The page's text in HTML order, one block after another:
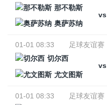
那不勒斯
vs
奥萨苏纳
01-01 08:33
足球友谊赛
切尔西
vs
尤文图斯
01-01 08:33
足球友谊赛